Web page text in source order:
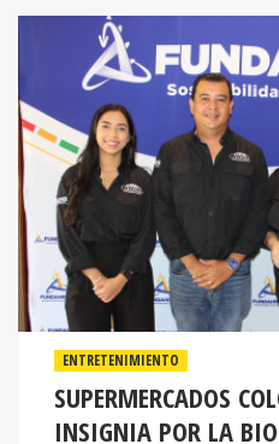
ENTRETENIMIENTO
SUPERMERCADOS
INSIGNIA POR LA